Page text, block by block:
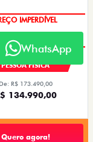
PESSOA FÍSICA
De: R$ 173.490,00
134.990,00
Quero agora!
WhatsApp